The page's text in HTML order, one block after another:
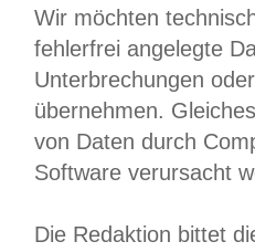
Wir möchten
fehlerfrei angelegte
Unterbrechungen
übernehmen.
von Daten durch
Software verursacht
Die Redaktion bittet